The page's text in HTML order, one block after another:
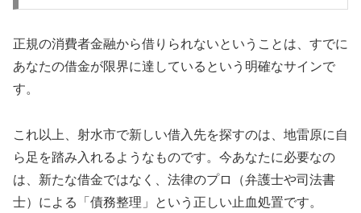
正規の消費者金融から借りられないということは、すでに
あなたの借金が限界に達しているという明確なサインで
す。
これ以上、射水市で新しい借入先を探すのは、地雷原に自
ら足を踏み入れるようなものです。今あなたに必要なの
は、新たな借金ではなく、法律のプロ（弁護士や司法書
士）による「債務整理」という正しい止血処置です。